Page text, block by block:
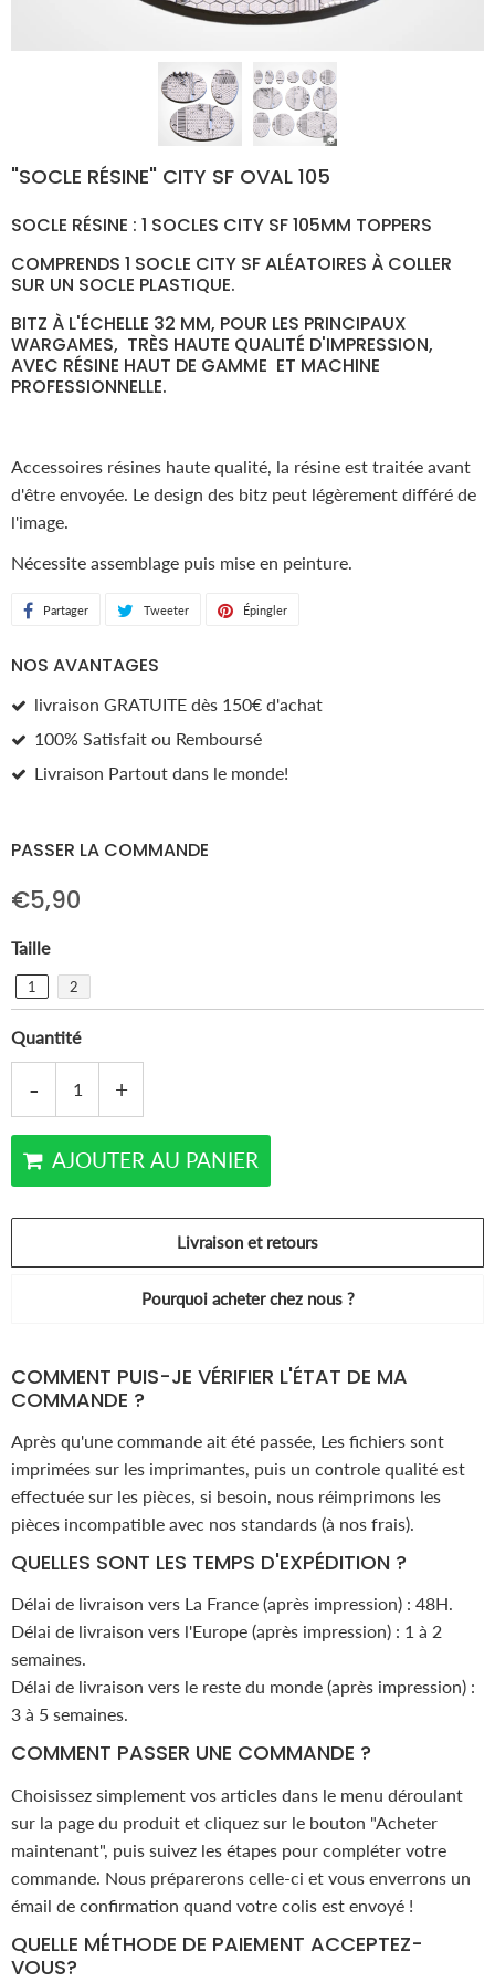
"SOCLE RÉSINE" CITY SF OVAL 105
SOCLE RÉSINE : 1 SOCLES CITY SF105MM TOPPERS
COMPRENDS 1 SOCLE CITY SFALÉATOIRES À COLLER
SUR UN SOCLE PLASTIQUE.
BITZ À L'ÉCHELLE 32 MM, POUR LES PRINCIPAUX
WARGAMES, TRÈS HAUTE QUALITÉ D'IMPRESSION,
AVEC RÉSINE HAUT DE GAMME ET MACHINE
PROFESSIONNELLE.
Accessoires résines haute qualité, la résine est traitée avant
d'être envoyée. Le design des bitz peut légèrement différé de
l'image.
Nécessite assemblage puis mise en peinture.
Partager Partager
Facebook
Tweeter TweeterÉpingler
NOS AVANTAGES
livraison GRATUITE dès 150€ d'achat
100% Satisfait ou Remboursé
Livraison Partout dans le monde!
PASSER LA COMMANDE
€5,90
Taille
1 2
Quantité
+
-
AJOUTER AU PANIER
Livraison et retours
Pourquoi acheter chez nous ?
COMMENT PUIS-JE VÉRIFIER L'ÉTAT DE MA
COMMANDE ?
Après qu'une commande ait été passée, Les fichiers sont
imprimées sur les imprimantes, puis un controle qualité est
effectuée sur les pièces, si besoin, nous réimprimons les
pièces incompatible avec nos standards (à nos frais).
QUELLES SONT LES TEMPS D'EXPÉDITION ?
Délai de livraison vers La France (après impression) : 48H.
Délai de livraison vers l'Europe (après impression) : 1 à 2
semaines.
Délai de livraison vers le reste du monde (après impression) :
3 à 5 semaines.
COMMENT PASSER UNE COMMANDE ?
Choisissez simplement vos articles dans le menu déroulant
sur la page du produit et cliquez sur le bouton "Acheter
maintenant", puis suivez les étapes pour compléter votre
commande. Nous préparerons celle-ci et vous enverrons un
émail de confirmation quand votre colis est envoyé !
QUELLE MÉTHODE DE PAIEMENT ACCEPTEZ-
VOUS?